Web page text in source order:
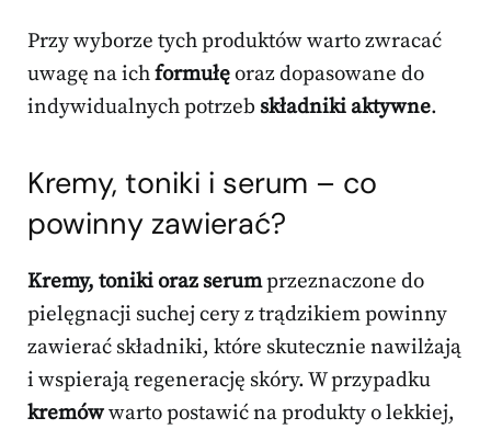
Przy wyborze tych produktów warto zwracać
uwagę na ichformułęoraz dopasowane do
indywidualnych potrzeb składniki aktywne.
Kremy, toniki i serum – co
powinny zawierać?
Kremy, toniki oraz serumprzeznaczone do
pielęgnacji suchej cery z trądzikiem powinny
zawierać składniki, które skutecznie nawilżają
i wspierają regenerację skóry. W przypadku
kremówwarto postawić na produkty o lekkiej,